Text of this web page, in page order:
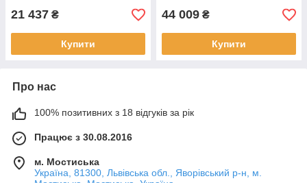
21 437 ₴
Купити
44 009 ₴
Купити
Про нас
100% позитивних з 18 відгуків за рік
Працює з 30.08.2016
м. Мостиська
Україна, 81300, Львівська обл., Яворівський р-н, м.